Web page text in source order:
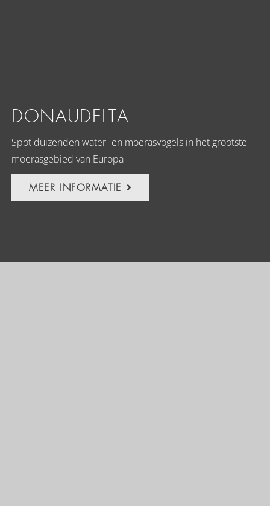
DONAUDELTA
Spot duizenden water- en moerasvogels in het grootste
moerasgebied van Europa
MEER INFORMATIE